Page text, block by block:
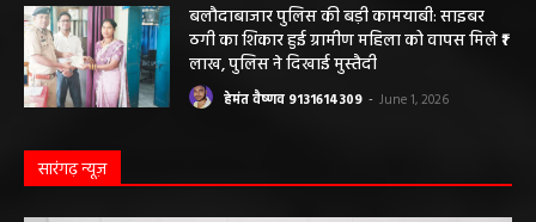
बलौदाबाजार पुलिस की बड़ी कामयाबी: साइबर
ठगी का शिकार हुई ग्रामीण महिला को वापस मिले ₹1
लाख, पुलिस ने दिखाई मुस्तैदी
हेमंत वैष्णव 9131614309 - June 1, 2026
सारंगढ़ न्यूज़